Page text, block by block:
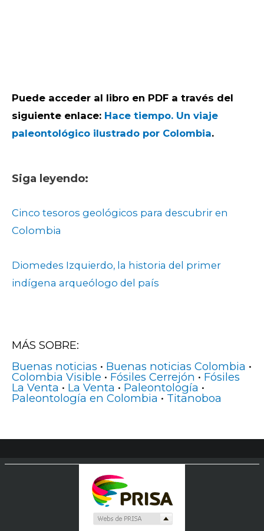
Puede acceder al libro en PDF a través del
siguiente enlace: Hace tiempo. Un viaje
paleontológico ilustrado por Colombia.
Siga leyendo:
Cinco tesoros geológicos para descubrir en
Colombia
Diomedes Izquierdo, la historia del primer
indígena arqueólogo del país
MÁS SOBRE:
Buenas noticias • Buenas noticias Colombia •
Colombia Visible • Fósiles Cerrejón • Fósiles
La Venta • La Venta • Paleontología •
Paleontología en Colombia • Titanoboa